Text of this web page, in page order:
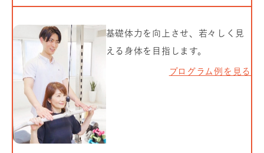
基礎体力を向上させ、若々しく見
える身体を目指します。
プログラム例を見る